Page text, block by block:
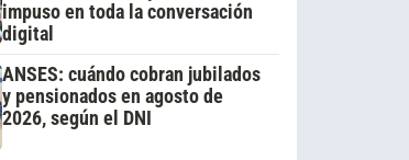
impuso en toda la conversación
digital
ANSES: cuándo cobran jubilados
y pensionados en agosto de
2026, según el DNI